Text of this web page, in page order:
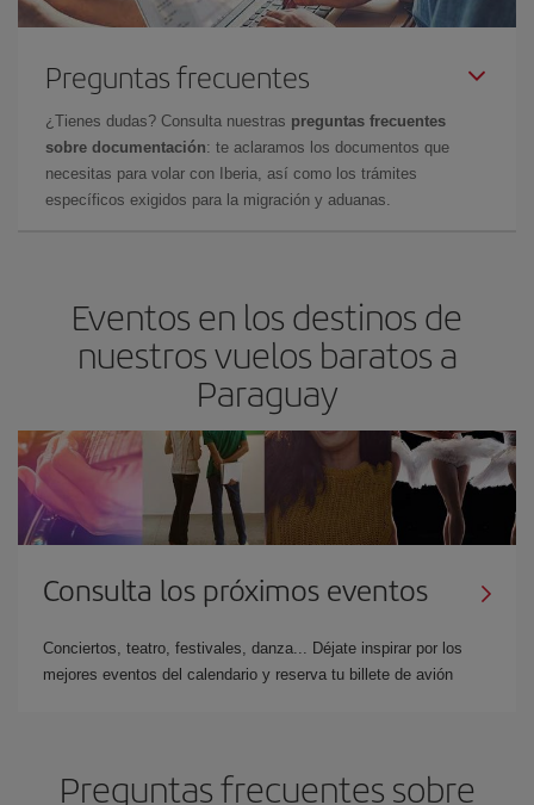
Preguntas frecuentes
¿Tienes dudas? Consulta nuestras preguntas frecuentes
sobre documentación: te aclaramos los documentos que
necesitas para volar con Iberia, así como los trámites
específicos exigidos para la migración y aduanas.
Eventos en los destinos de
nuestros vuelos baratos a
Paraguay
Consulta los próximos eventos
Conciertos, teatro, festivales, danza... Déjate inspirar por los
mejores eventos del calendario y reserva tu billete de avión
Preguntas frecuentes sobre